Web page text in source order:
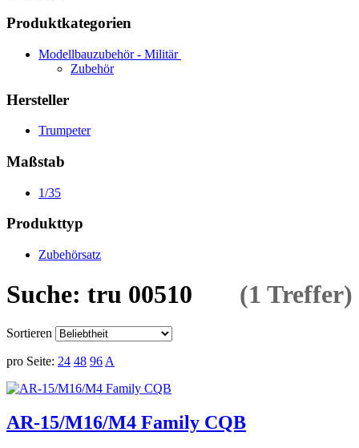
Produktkategorien
Modellbauzubehör - Militär
Zubehör
Hersteller
Trumpeter
Maßstab
1/35
Produkttyp
Zubehörsatz
Suche: tru 00510 (1 Treffer)
Sortieren
pro Seite: 24 48 96 A
AR-15/M16/M4 Family CQB